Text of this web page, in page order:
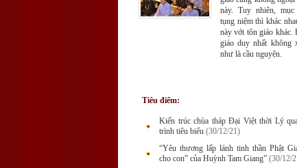
này. Tuy nhiên,
tụng niệm thì khác
này với tôn giáo khác.
giáo duy nhất không
như là cầu nguyện.
Tiêu điểm:
Kiến trúc chùa tháp Ðại Việt thời Lý
trình tiêu biểu (30/12/21)
“Yêu thương lấp lánh tinh thần Phật
cho con” của Huỳnh Tam Giang” (30/12/